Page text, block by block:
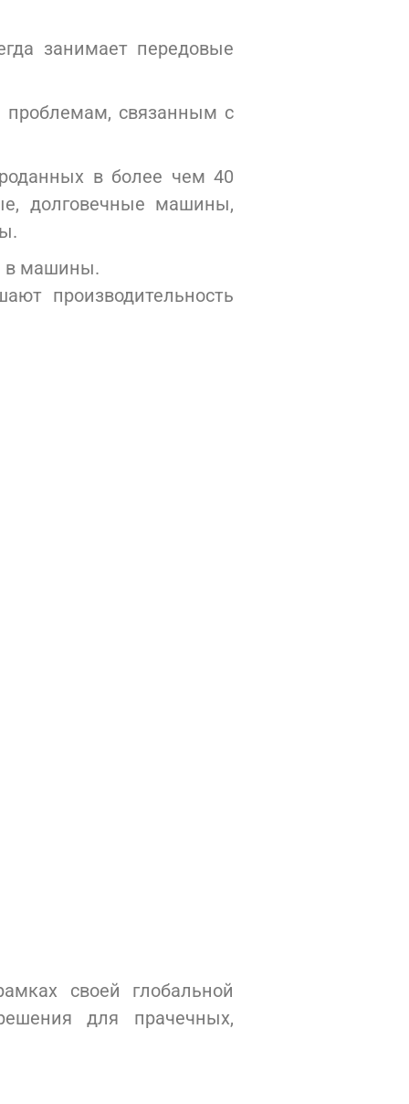
занимает передовые
проблемам, связанным с
в более чем 40
долговечные машины,
в машины.
производительность
своей глобальной
для прачечных,